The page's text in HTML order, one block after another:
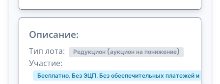
Описание:
Тип лота: Редукцион (аукцион на понижение)
Участие:
Бесплатно. Без ЭЦП. Без обеспечительных платежей и